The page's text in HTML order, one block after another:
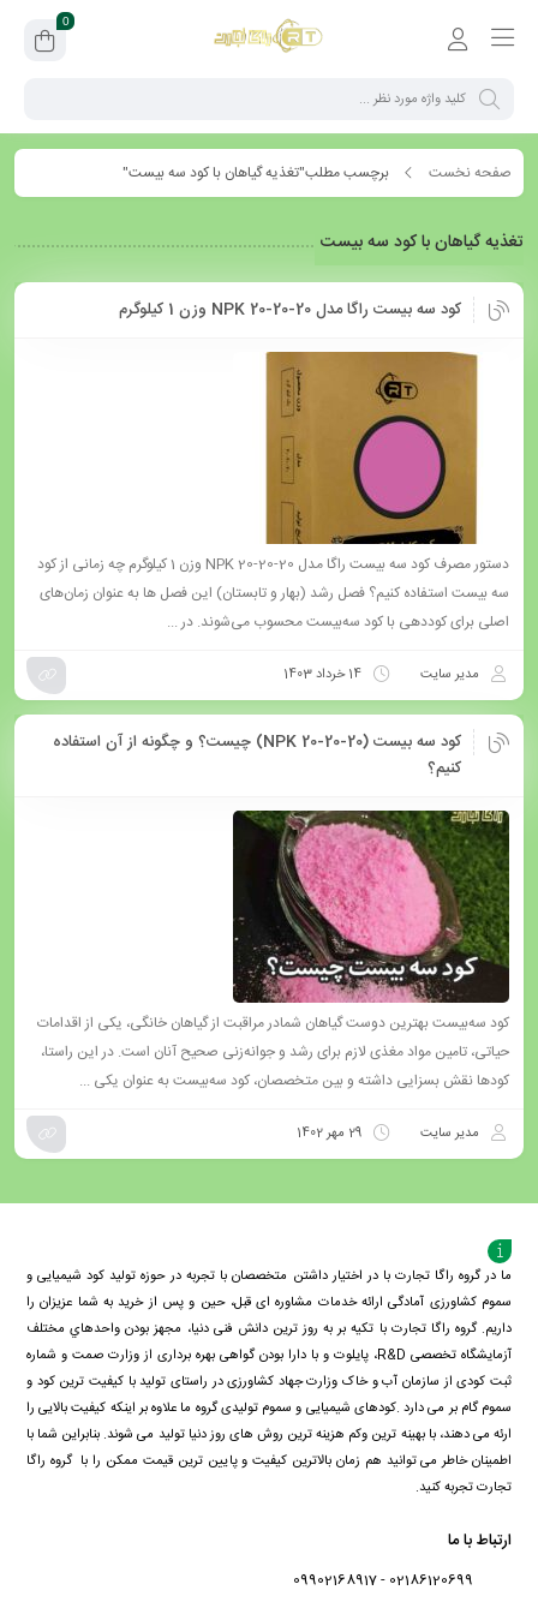
0
صفحه نخست برچسب مطلب"تغذیه گیاهان با کود سه بیست"
تغذیه گیاهان با کود سه بیست
کود سه بیست راگا مدل NPK 20-20-20 وزن 1 کیلوگرم
دستور مصرف کود سه بیست راگا مدل NPK 20-20-20 وزن 1 کیلوگرم چه زمانی از کود
سه بیست استفاده کنیم؟ فصل رشد (بهار و تابستان) این فصل ها به عنوان زمان‌های
اصلی برای کوددهی با کود سه‌بیست محسوب می‌شوند. در ...
مدیر سایت 14 خرداد 1403
کود سه بیست (NPK 20-20-20) چیست؟ و چگونه از آن استفاده
کنیم؟
کود سه‌بیست بهترین دوست گیاهان شمادر مراقبت از گیاهان خانگی، یکی از اقدامات
حیاتی، تامین مواد مغذی لازم برای رشد و جوانه‌زنی صحیح آنان است. در این راستا،
کودها نقش بسزایی داشته و بین متخصصان، کود سه‌بیست به عنوان یکی ...
مدیر سایت 29 مهر 1402
ما در گروه راگا تجارت با در اختیار داشتن متخصصان با تجربه در حوزه تولید کود شیمیایی و
سموم کشاورزی آمادگی ارائه خدمات مشاوره ای قبل، حین و پس از خرید به شما عزیزان را
داریم. گروه راگا تجارت با تكيه بر به روز ترین دانش فنی دنيا، مجهز بودن واحدهاي مختلف
آزمايشگاه تخصصی R&D، پايلوت و با دارا بودن گواهی بهره برداری از وزارت صمت و شماره
ثبت کودی از سازمان آب و خاک وزارت جهاد کشاورزی در راستای تولید با کیفیت ترین کود و
سموم گام بر می دارد .کودهای شیمیایی و سموم تولیدی گروه ما علاوه بر اینکه کیفیت بالایی را
ارئه می دهند، با بهینه ترین وکم هزینه ترین روش های روز دنیا تولید می شوند. بنابراین شما با
اطمینان خاطر می توانید هم زمان بالاترین کیفیت و پایین ترین قیمت ممکن را با گروه راگا
تجارت تجربه کنید.
ارتباط با ما
02186120699 - 09902168917